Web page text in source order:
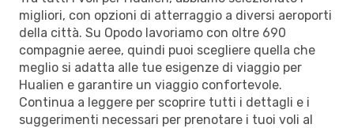
migliori, con opzioni di atterraggio a diversi aeroporti
della città. Su Opodo lavoriamo con oltre 690
compagnie aeree, quindi puoi scegliere quella che
meglio si adatta alle tue esigenze di viaggio per
Hualien e garantire un viaggio confortevole.
Continua a leggere per scoprire tutti i dettagli e i
suggerimenti necessari per prenotare i tuoi voli al